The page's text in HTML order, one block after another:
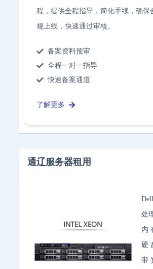
程，提供全程指导，简化手续，确保
规上线，快速通过审核。
备案资料预审
全程一对一指导
快速备案通道
了解更多
通辽服务器租用
处
内
硬
带